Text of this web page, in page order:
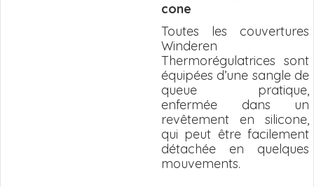
cone
Toutes les couvertures
Winderen
Thermorégulatrices sont
équipées d’une sangle de
queue pratique,
enfermée dans un
revêtement en silicone,
qui peut être facilement
détachée en quelques
mouvements.